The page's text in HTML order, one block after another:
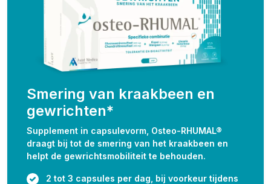
Smering van kraakbeen en
gewrichten*
Supplement in capsulevorm, Osteo-RHUMAL®
draagt bij tot de smering van het kraakbeen en
helpt de gewrichtsmobiliteit te behouden.
2 tot 3 capsules per dag, bij voorkeur tijdens